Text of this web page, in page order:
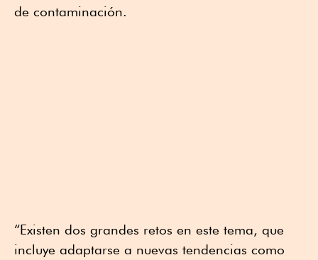
de contaminación.
“Existen dos grandes retos en este tema, que
incluye adaptarse a nuevas tendencias como